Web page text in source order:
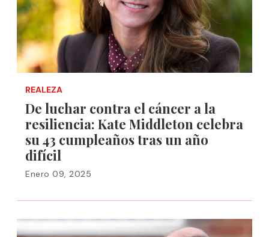
REALEZA
De luchar contra el cáncer a la
resiliencia: Kate Middleton celebra
su 43 cumpleaños tras un año
difícil
Enero 09, 2025